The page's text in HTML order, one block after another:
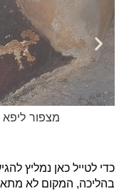
מצפור
כדי לטייל כאן נמליץ
בהליכה, המקום לא